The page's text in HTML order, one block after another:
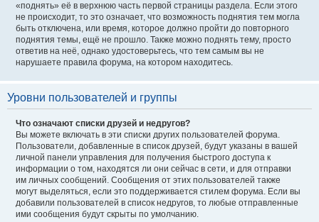
«поднять» её в верхнюю часть первой страницы раздела. Если этого
не происходит, то это означает, что возможность поднятия тем могла
быть отключена, или время, которое должно пройти до повторного
поднятия темы, ещё не прошло. Также можно поднять тему, просто
ответив на неё, однако удостоверьтесь, что тем самым вы не
нарушаете правила форума, на котором находитесь.
Уровни пользователей и группы
Что означают списки друзей и недругов?
Вы можете включать в эти списки других пользователей форума.
Пользователи, добавленные в список друзей, будут указаны в вашей
личной панели управления для получения быстрого доступа к
информации о том, находятся ли они сейчас в сети, и для отправки
им личных сообщений. Сообщения от этих пользователей также
могут выделяться, если это поддерживается стилем форума. Если вы
добавили пользователей в список недругов, то любые отправленные
ими сообщения будут скрыты по умолчанию.